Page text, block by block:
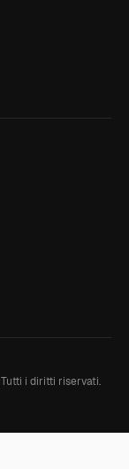
Tutti i diritti riservati.